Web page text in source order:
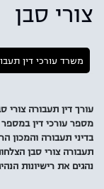
צורי סבן
משרד עורכי דין
עורך דין תעבורה צורי
מספר עורכי דין
בדיני תעבורה והמכון
תעבורה צורי סבן
נהגים את רישיונות